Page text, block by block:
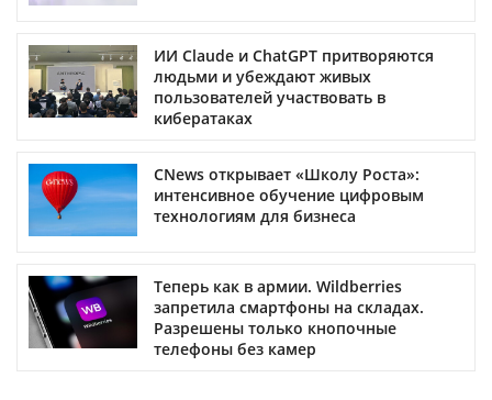
ИИ Claude и ChatGPT притворяются
людьми и убеждают живых
пользователей участвовать в
кибератаках
CNews открывает «Школу Роста»:
интенсивное обучение цифровым
технологиям для бизнеса
Теперь как в армии. Wildberries
запретила смартфоны на складах.
Разрешены только кнопочные
телефоны без камер